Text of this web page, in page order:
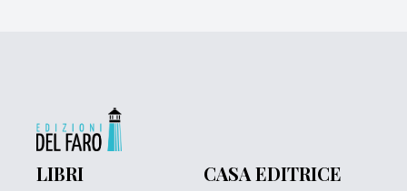
LIBRI CASA EDITRICE